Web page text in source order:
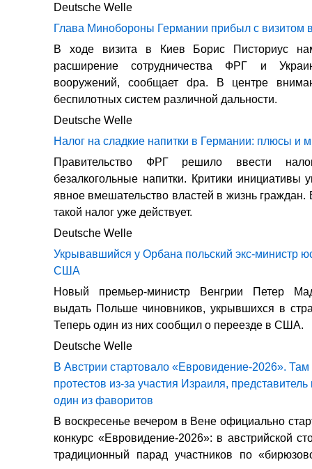
Deutsche Welle
Глава Минобороны Германии прибыл с визитом
В ходе визита в Киев Борис Писториус
расширение сотрудничества ФРГ и
вооружений, сообщает dpa. В центре
беспилотных систем различной дальности.
Deutsche Welle
Налог на сладкие напитки в Германии: плюсы и
Правительство ФРГ решило ввести
безалкогольные напитки. Критики инициативы
явное вмешательство властей в жизнь
такой налог уже действует.
Deutsche Welle
Укрывавшийся у Орбана польский экс-министр
США
Новый премьер-министр Венгрии Петер
выдать Польше чиновников, укрывшихся в
Теперь один из них сообщил о переезде в США.
Deutsche Welle
В Австрии стартовало «Евровидение-2026». Там
протестов из-за участия Израиля,
один из фаворитов
В воскресенье вечером в Вене официально
конкурс «Евровидение-2026»: в австрийской
традиционный парад участников по